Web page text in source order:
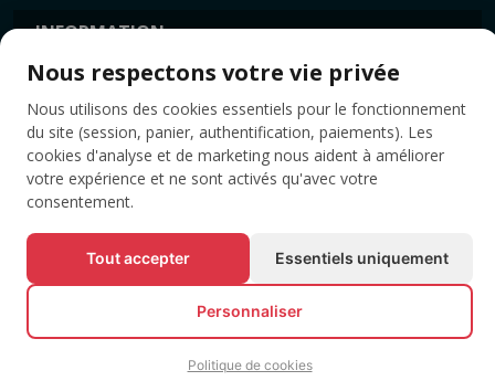
INFORMATION
ÉTIQUETTES
© Tous droits réservés EVENTBOOK SRL.
Nous respectons votre vie privée
Nous utilisons des cookies essentiels pour le fonctionnement
du site (session, panier, authentification, paiements). Les
cookies d'analyse et de marketing nous aident à améliorer
votre expérience et ne sont activés qu'avec votre
consentement.
Tout accepter Essentiels uniquement
Personnaliser
Politique de cookies